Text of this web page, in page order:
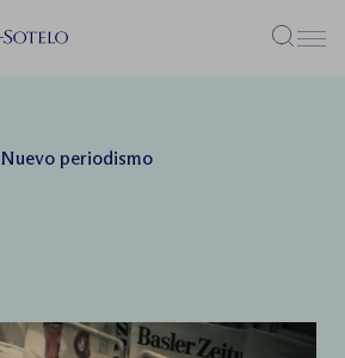
Menú
Nuevo periodismo